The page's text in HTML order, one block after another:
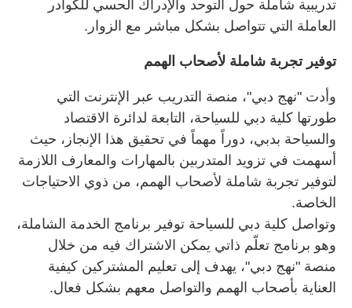
تدريبية شاملة حول التوحد والإدراك الحسي للكوادر
العاملة التي تتواصل بشكل مباشر مع الزوار.
توفير تجربة شاملة لأصحاب الهمم
وأدت "نهج دبي"، منصة التدريب عبر الإنترنت التي
طورتها كلية دبي للسياحة، التابعة لدائرة الاقتصاد
والسياحة بدبي، دوراً مهماً في تحقيق هذا الإنجاز، حيث
أسهمت في تزويد المتدربين بالمهارات والمعارف اللازمة
لتوفير تجربة شاملة لأصحاب الهمم، من ذوي الاحتياجات
الخاصة.
وتواصل كلية دبي للسياحة توفير برنامج الخدمة الشاملة،
وهو برنامج تعلّم ذاتي يمكن الاشتراك فيه من خلال
منصة "نهج دبي"، يهدف إلى تعليم المشتركين كيفية
العناية بأصحاب الهمم والتواصل معهم بشكل فعال.